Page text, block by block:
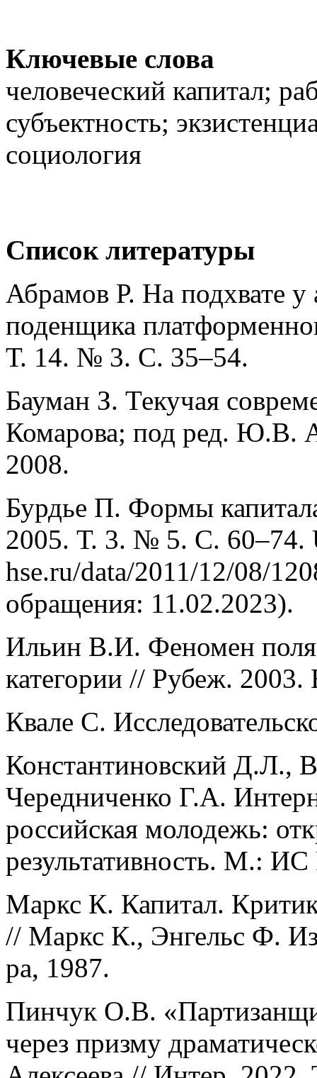
Ключевые слова
человеческий капитал;
субъектность;
социология
Список литературы
Абрамов Р. На подхвате у
поденщика
Т. 14. № 3. С. 35–54.
Бауман З. Текучая
Комарова; под ред. Ю.В.
2008.
Бурдье П. Формы
2005. Т. 3. № 5. С. 60–74.
hse.ru/data/2011/12/08/
обращения: 11.02.2023).
Ильин В.И. Феномен
категории // Рубеж.
Квале С.
Константиновский Д.Л.,
Чередниченко Г.А.
российская молодежь:
результативность. М.:
Маркс К. Капитал.
// Маркс К., Энгельс Ф.
ра, 1987.
Пинчук О.В.
через призму